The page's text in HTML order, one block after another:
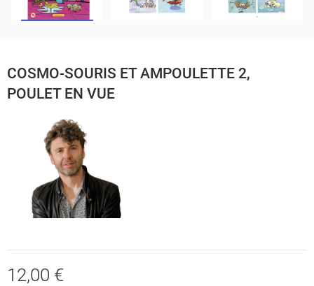
COSMO-SOURIS ET AMPOULETTE 2,
POULET EN VUE
12,00 €